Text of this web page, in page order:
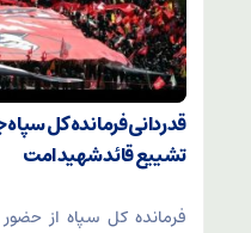
قدردانی فرمانده کل
تشییع قائد شهید امت
فرمانده کل سپاه از